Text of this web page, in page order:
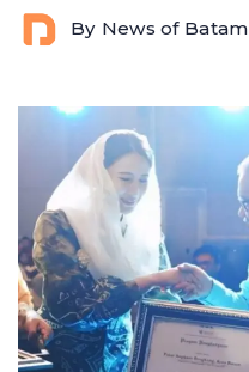
By News of Batam